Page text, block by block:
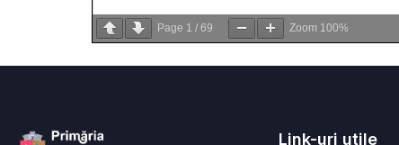
Page 1 / 69 Zoom 100%
Link-uri utile